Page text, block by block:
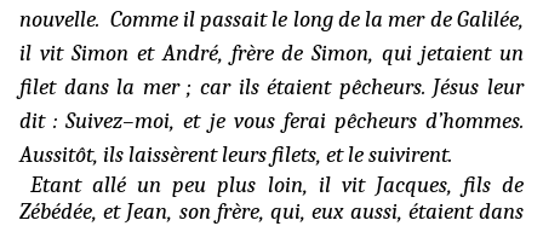
nouvelle. Comme il passait le long de la mer de Galilée,
il vit Simon et André, frère de Simon, qui jetaient un
filet dans la mer ; car ils étaient pêcheurs. Jésus leur
dit : Suivez–moi, et je vous ferai pêcheurs d’hommes.
Aussitôt, ils laissèrent leurs filets, et le suivirent.
Etant allé un peu plus loin, il vit Jacques, fils de
Zébédée, et Jean, son frère, qui, eux aussi, étaient dans